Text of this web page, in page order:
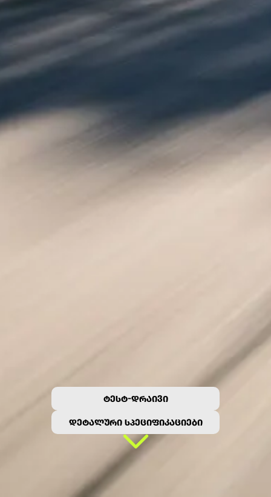
ᲢᲔᲡᲢ-ᲓᲠᲐᲘᲕᲘ
ᲓᲔᲢᲐᲚᲣᲠᲘ ᲡᲞᲔᲪᲘᲤᲘᲙᲐᲪᲘᲔᲑᲘ